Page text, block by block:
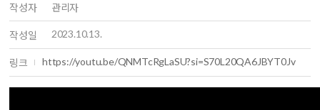
작성자 관리자
작성일 2023.10.13.
링크 https://youtu.be/QNMTcRgLaSU?si=S70L20QA6JBYT0Jv